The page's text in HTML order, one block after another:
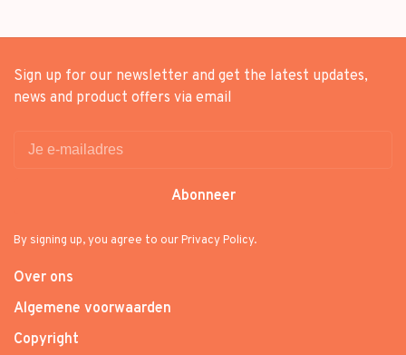
Sign up for our newsletter and get the latest updates,
news and product offers via email
Abonneer
By signing up, you agree to our Privacy Policy.
Over ons
Algemene voorwaarden
Copyright